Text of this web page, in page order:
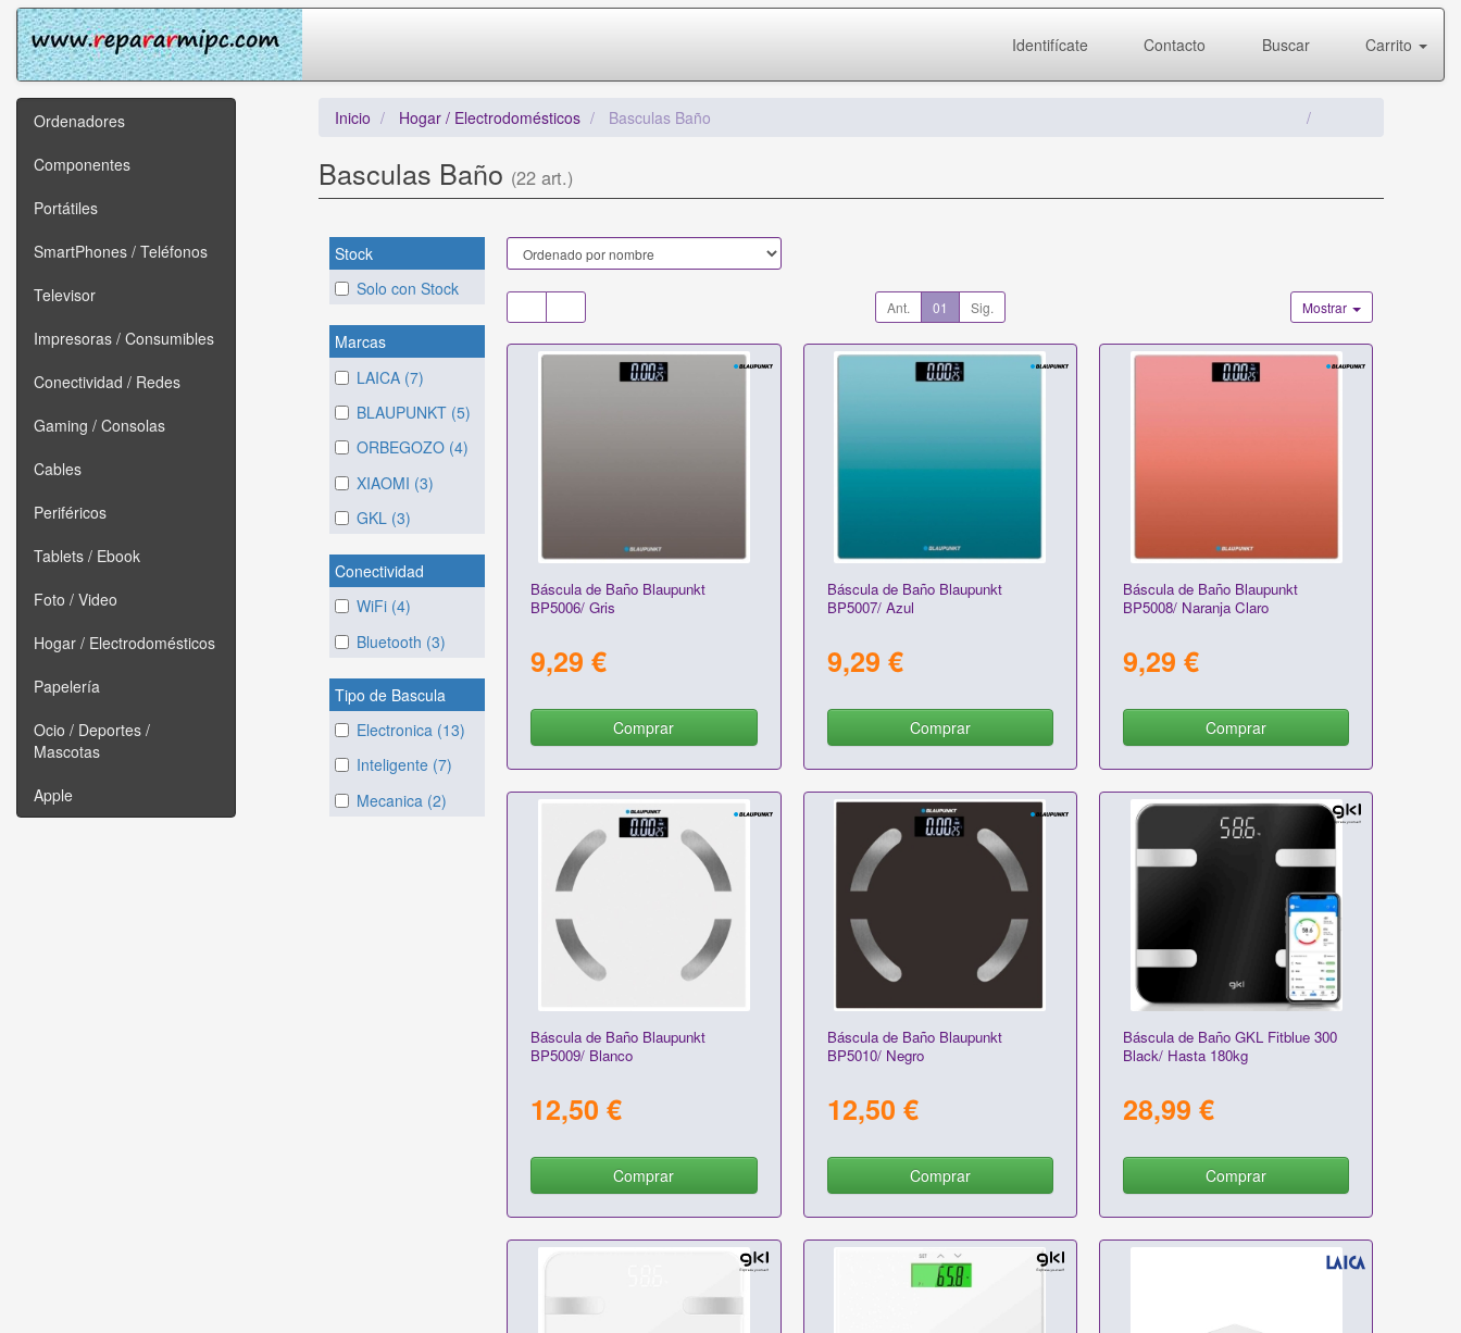
Identifícate Contacto Buscar Carrito
Ordenadores
Componentes
Portátiles
SmartPhones / Teléfonos
Televisor
Impresoras / Consumibles
Conectividad / Redes
Gaming / Consolas
Cables
Periféricos
Tablets / Ebook
Foto / Video
Hogar / Electrodomésticos
Papelería
Ocio / Deportes /
Mascotas
Apple
Inicio Hogar / Electrodomésticos Basculas Baño
Basculas Baño (22 art.)
Stock
Solo con Stock
Marcas
LAICA (7)
BLAUPUNKT (5)
ORBEGOZO (4)
XIAOMI (3)
GKL (3)
Conectividad
WiFi (4)
Bluetooth (3)
Tipo de Bascula
Electronica (13)
Inteligente (7)
Mecanica (2)
Ant. 01 Sig. Mostrar
Báscula de Baño Blaupunkt
BP5006/ Gris
9,29 €
Comprar
Báscula de Baño Blaupunkt
BP5007/ Azul
9,29 €
Comprar
Báscula de Baño Blaupunkt
BP5008/ Naranja Claro
9,29 €
Comprar
Báscula de Baño Blaupunkt
BP5009/ Blanco
12,50 €
Comprar
Báscula de Baño Blaupunkt
BP5010/ Negro
12,50 €
Comprar
Báscula de Baño GKL Fitblue 300
Black/ Hasta 180kg
28,99 €
Comprar